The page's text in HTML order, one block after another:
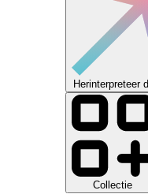
Herinterpreteer
Collectie